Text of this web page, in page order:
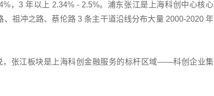
，3 年以上 2.34% - 2.5%。浦东张江是上海科创中心核心
祖冲之路、蔡伦路 3 条主干道沿线分布大量 2000-2020 年
，张江板块是上海科创金融服务的标杆区域——科创企业集